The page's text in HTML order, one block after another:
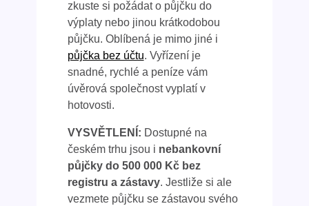
zkuste si požádat o půjčku do
výplaty nebo jinou krátkodobou
půjčku. Oblíbená je mimo jiné i
půjčka bez účtu. Vyřízení je
snadné, rychlé a peníze vám
úvěrová společnost vyplatí v
hotovosti.
VYSVĚTLENÍ: Dostupné na
českém trhu jsou i nebankovní
půjčky do 500 000 Kč bez
registru a zástavy. Jestliže si ale
vezmete půjčku se zástavou svého